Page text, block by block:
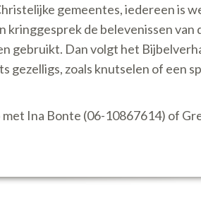
gemeentes, iedereen is
kringgesprek de belevenissen
Dan volgt het
zoals knutselen of een
Ina Bonte (06-10867614) of